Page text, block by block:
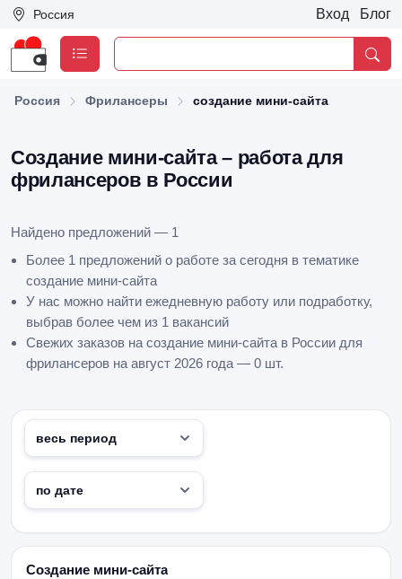
Россия Вход Блог
Россия Фрилансеры создание мини-сайта
Создание мини-сайта – работа для
фрилансеров в России
Найдено предложений — 1
Более 1 предложений о работе за сегодня в тематике
создание мини-сайта
У нас можно найти ежедневную работу или подработку,
выбрав более чем из 1 вакансий
Свежих заказов на создание мини-сайта в России для
фрилансеров на август 2026 года — 0 шт.
Создание мини-сайта